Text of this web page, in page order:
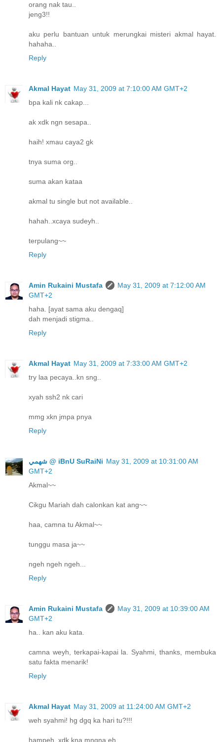
orang nak tau..
jeng3!!
aku perlu bantuan untuk merungkai misteri akmal hayat.
hahaha..
Reply
Akmal Hayat May 31, 2009 at 7:10:00 AM GMT+2
bpa kali nk cakap...
ak xdk ngn sesapa..
haih! xmau caya2 gk
tnya suma org..
suma akan kataa
akmal tu single but not available..
hahah..xcaya sudeyh..
terpulang~~
Reply
Amin Rukaini Mustafa
May 31, 2009 at 7:12:00 AM
GMT+2
haha. [ayat sama aku dengaq]
dah menjadi stigma..
Reply
Akmal Hayat May 31, 2009 at 7:33:00 AM GMT+2
try laa pecaya..kn sng..
xyah ssh2 nk cari
mmg xkn jmpa pnya
Reply
ﺷﻬﻤﻲ @ iBnU SuRaiNi May 31, 2009 at 10:31:00 AM
GMT+2
Akmal~~
Cikgu Mariah dah calonkan kat ang~~
haa, camna tu Akmal~~
tunggu masa ja~~
ngeh ngeh ngeh...
Reply
Amin Rukaini Mustafa
May 31, 2009 at 10:39:00 AM
GMT+2
ha.. kan aku kata.
camna weyh, terkapai-kapai la. Syahmi, thanks, membuka
satu fakta menarik!
Reply
Akmal Hayat May 31, 2009 at 11:24:00 AM GMT+2
weh syahmi! hg dgq ka hari tu?!!!
hampeh..xdk kna mngna eh..